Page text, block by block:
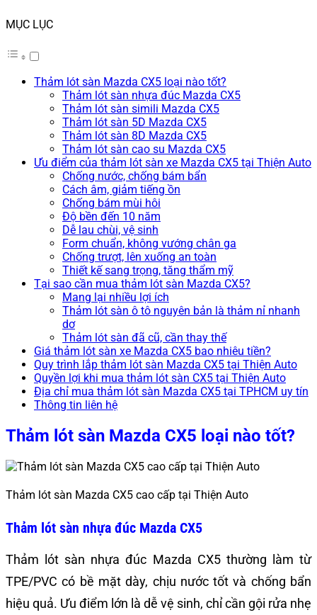
MỤC LỤC
Thảm lót sàn Mazda CX5 loại nào tốt?
Thảm lót sàn nhựa đúc Mazda CX5
Thảm lót sàn simili Mazda CX5
Thảm lót sàn 5D Mazda CX5
Thảm lót sàn 8D Mazda CX5
Thảm lót sàn cao su Mazda CX5
Ưu điểm của thảm lót sàn xe Mazda CX5 tại Thiện Auto
Chống nước, chống bám bẩn
Cách âm, giảm tiếng ồn
Chống bám mùi hôi
Độ bền đến 10 năm
Dễ lau chùi, vệ sinh
Form chuẩn, không vướng chân ga
Chống trượt, lên xuống an toàn
Thiết kế sang trọng, tăng thẩm mỹ
Tại sao cần mua thảm lót sàn Mazda CX5?
Mang lại nhiều lợi ích
Thảm lót sàn ô tô nguyên bản là thảm nỉ nhanh
dơ
Thảm lót sàn đã cũ, cần thay thế
Giá thảm lót sàn xe Mazda CX5 bao nhiêu tiền?
Quy trình lắp thảm lót sàn Mazda CX5 tại Thiện Auto
Quyền lợi khi mua thảm lót sàn CX5 tại Thiện Auto
Địa chỉ mua thảm lót sàn Mazda CX5 tại TPHCM uy tín
Thông tin liên hệ
Thảm lót sàn Mazda CX5 loại nào tốt?
Thảm lót sàn Mazda CX5 cao cấp tại Thiện Auto
Thảm lót sàn nhựa đúc Mazda CX5
Thảm lót sàn nhựa đúc Mazda CX5 thường làm từ
TPE/PVC có bề mặt dày, chịu nước tốt và chống bẩn
hiệu quả. Ưu điểm lớn là dễ vệ sinh, chỉ cần gội rửa nhẹ